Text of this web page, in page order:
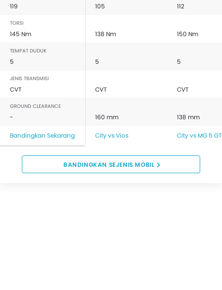
119 105 112
TORSI
145 Nm 138 Nm 150 Nm
TEMPAT DUDUK
5 5 5
JENIS TRANSMISI
CVT CVT CVT
GROUND CLEARANCE
- 160 mm 138 mm
Bandingkan Sekarang City vs Vios City vs MG 5 GT
BANDINGKAN SEJENIS MOBIL